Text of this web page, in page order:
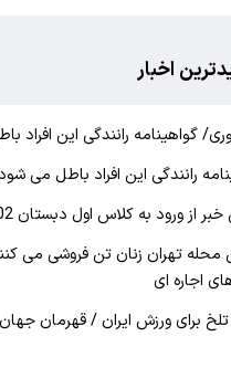
اخبار
گواهینامه رانندگی این افراد
رانندگی این افراد باطل می
از ورود به کلاس اول دبستان 1402 + جزئیات
محله تهران زنان تن فروشی می
اجاره ای
تلخ برای ورزش ایران / قهرمان جهان